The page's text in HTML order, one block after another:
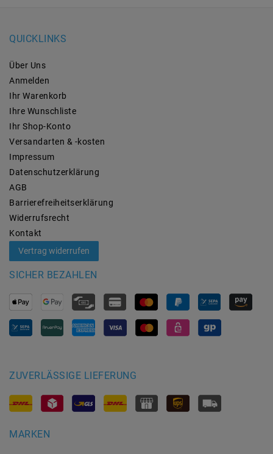
QUICKLINKS
Über Uns
Anmelden
Ihr Warenkorb
Ihre Wunschliste
Ihr Shop-Konto
Versandarten & -kosten
Impressum
Daten­schutz­erklärung
AGB
Barrierefreiheitserklärung
Widerrufs­recht
Kontakt
Vertrag widerrufen
SICHER BEZAHLEN
ZUVERLÄSSIGE LIEFERUNG
MARKEN